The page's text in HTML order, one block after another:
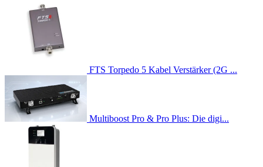
FTS Torpedo 5 Kabel Verstärker (2G ...
Multiboost Pro & Pro Plus: Die digi...